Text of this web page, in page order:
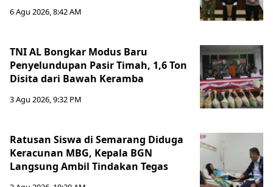
6 Agu 2026, 8:42 AM
TNI AL Bongkar Modus Baru
Penyelundupan Pasir Timah, 1,6 Ton
Disita dari Bawah Keramba
3 Agu 2026, 9:32 PM
Ratusan Siswa di Semarang Diduga
Keracunan MBG, Kepala BGN
Langsung Ambil Tindakan Tegas